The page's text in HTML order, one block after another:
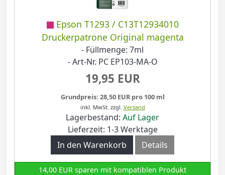
Epson T1293 / C13T12934010
Druckerpatrone Original magenta
- Füllmenge: 7ml
- Art-Nr. PC EP103-MA-O
19,95 EUR
Grundpreis: 28,50 EUR pro 100 ml
inkl. MwSt. zzgl. Versand
Lagerbestand: Auf Lager
Lieferzeit: 1-3 Werktage
In den Warenkorb
Details
14,00 EUR sparen mit kompatiblen Produkt